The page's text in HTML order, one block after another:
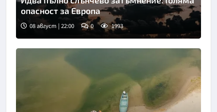
опасност за Европа
08 август | 22:00 0 1993